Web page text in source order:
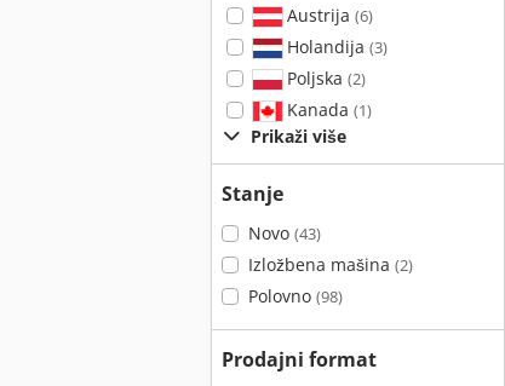
Austrija (6)
Holandija (3)
Poljska (2)
Kanada (1)
Prikaži više
Stanje
Novo (43)
Izložbena mašina (2)
Polovno (98)
Prodajni format